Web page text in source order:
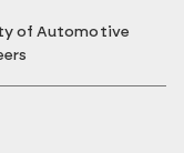
of Automotive